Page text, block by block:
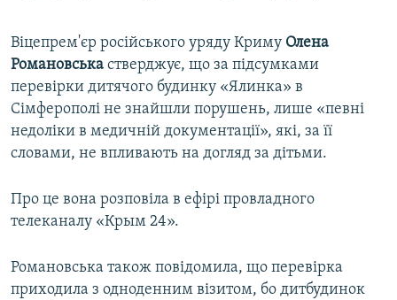
Віцепрем'єр російського уряду Криму Олена
Романовська стверджує, що за підсумками
перевірки дитячого будинку «Ялинка» в
Сімферополі не знайшли порушень, лише «певні
недоліки в медичній документації», які, за її
словами, не впливають на догляд за дітьми.
Про це вона розповіла в ефірі провладного
телеканалу «Крым 24».
Романовська також повідомила, що перевірка
приходила з одноденним візитом, бо дитбудинок